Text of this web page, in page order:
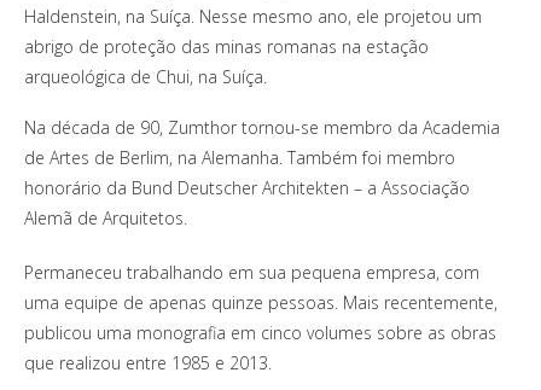
Haldenstein, na Suíça. Nesse mesmo ano, ele projetou um
abrigo de proteção das minas romanas na estação
arqueológica de Chui, na Suíça.
Na década de 90, Zumthor tornou-se membro da Academia
de Artes de Berlim, na Alemanha. Também foi membro
honorário da Bund Deutscher Architekten – a Associação
Alemã de Arquitetos.
Permaneceu trabalhando em sua pequena empresa, com
uma equipe de apenas quinze pessoas. Mais recentemente,
publicou uma monografia em cinco volumes sobre as obras
que realizou entre 1985 e 2013.